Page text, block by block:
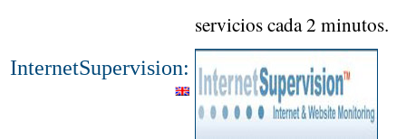
servicios cada 2 minutos.
InternetSupervision: